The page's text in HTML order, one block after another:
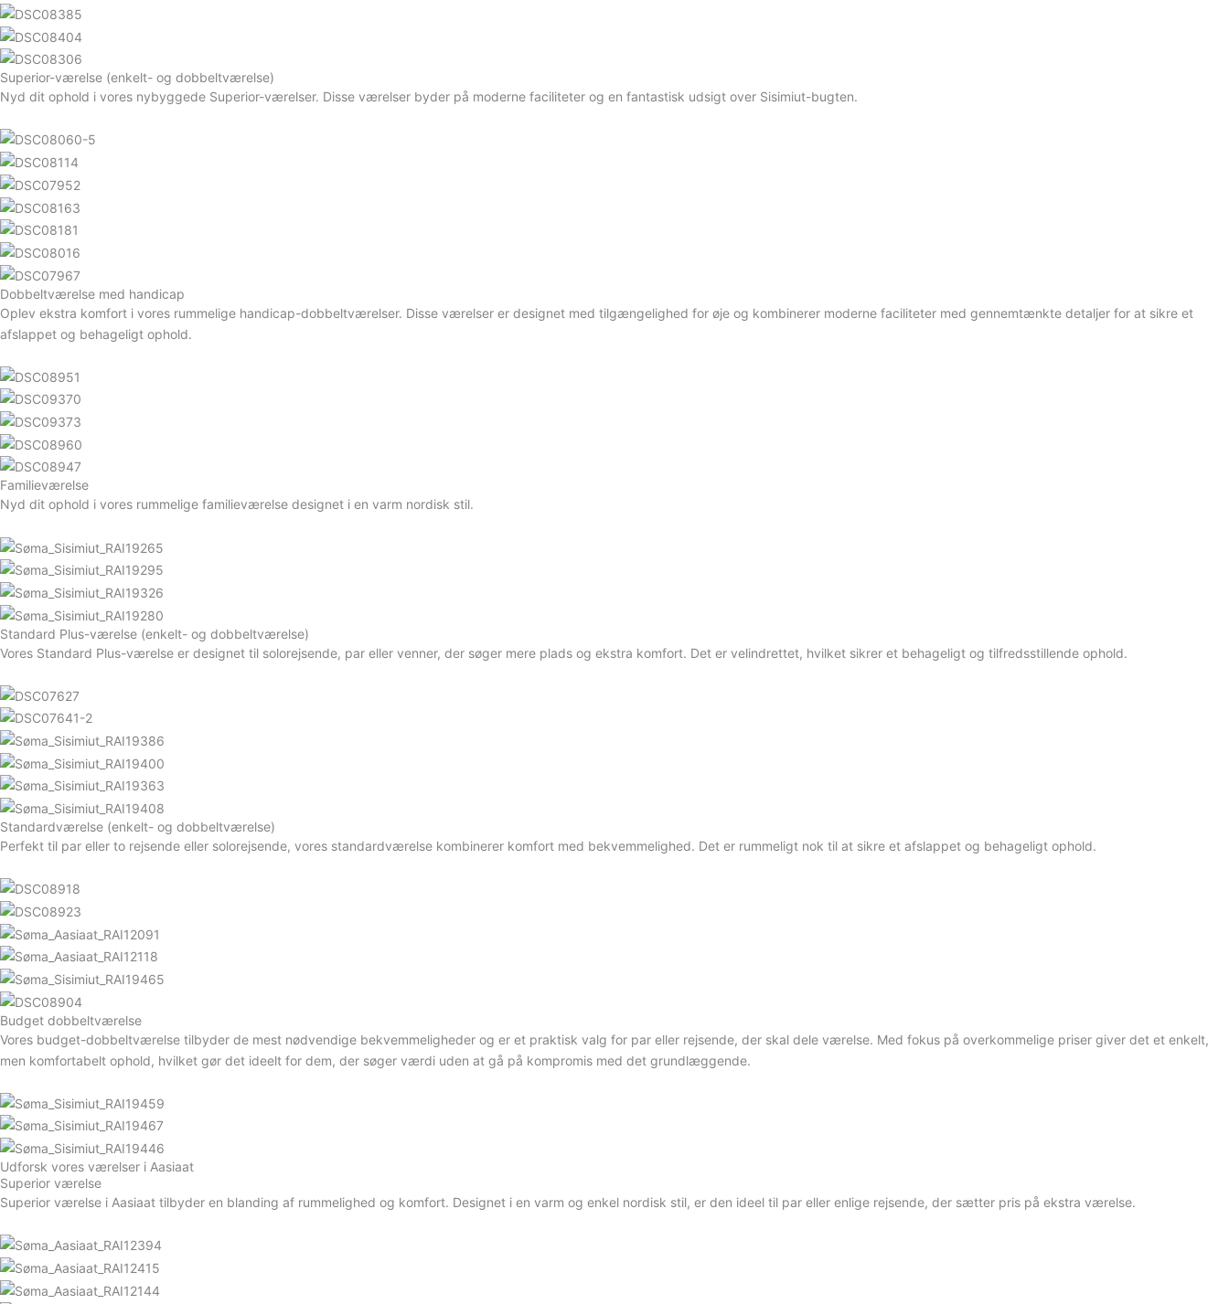
Superior-værelse (enkelt- og dobbeltværelse)
Nyd dit ophold i vores nybyggede Superior-værelser. Disse værelser byder på moderne faciliteter og en fantastisk udsigt over Sisimiut-bugten.
Dobbeltværelse med handicap
Oplev ekstra komfort i vores rummelige handicap-dobbeltværelser. Disse værelser er designet med tilgængelighed for øje og kombinerer moderne faciliteter med gennemtænkte detaljer for at sikre et
afslappet og behageligt ophold.
Familieværelse
Nyd dit ophold i vores rummelige familieværelse designet i en varm nordisk stil.
Standard Plus-værelse (enkelt- og dobbeltværelse)
Vores Standard Plus-værelse er designet til solorejsende, par eller venner, der søger mere plads og ekstra komfort. Det er velindrettet, hvilket sikrer et behageligt og tilfredsstillende ophold.
Standardværelse (enkelt- og dobbeltværelse)
Perfekt til par eller to rejsende eller solorejsende, vores standardværelse kombinerer komfort med bekvemmelighed. Det er rummeligt nok til at sikre et afslappet og behageligt ophold.
Budget dobbeltværelse
Vores budget-dobbeltværelse tilbyder de mest nødvendige bekvemmeligheder og er et praktisk valg for par eller rejsende, der skal dele værelse. Med fokus på overkommelige priser giver det et enkelt,
men komfortabelt ophold, hvilket gør det ideelt for dem, der søger værdi uden at gå på kompromis med det grundlæggende.
Udforsk vores værelser i Aasiaat
Superior værelse
Superior værelse i Aasiaat tilbyder en blanding af rummelighed og komfort. Designet i en varm og enkel nordisk stil, er den ideel til par eller enlige rejsende, der sætter pris på ekstra værelse.